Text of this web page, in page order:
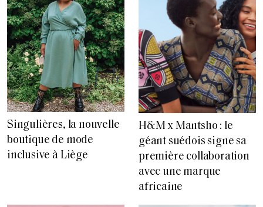
Singulières, la nouvelle
boutique de mode
inclusive à Liège
H&M x Mantsho : le
géant suédois signe sa
première collaboration
avec une marque
africaine